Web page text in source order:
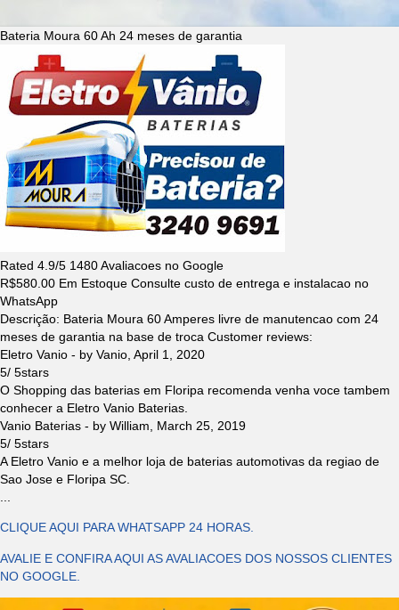
Bateria Moura 60 Ah 24 meses de garantia
Rated 4.9/5 1480Avaliacoes no Google
R$580.00 Em Estoque Consulte custo de entrega e instalacao no
WhatsApp
Descrição: Bateria Moura 60 Amperes livre de manutencao com 24
meses de garantia na base de troca Customer reviews:
Eletro Vanio - by Vanio April 1, 2020
5/ 5stars
O Shopping das baterias em Floripa recomenda venha voce tambem
conhecer a Eletro Vanio Baterias.
Vanio Baterias - by William
March 25, 2019
5/ 5stars
A Eletro Vanio e a melhor loja de baterias automotivas da regiao de
Sao Jose e Floripa SC.
CLIQUE AQUI PARA WHATSAPP 24 HORAS.
AVALIE E CONFIRA AQUI AS AVALIACOES DOS NOSSOS CLIENTES
NO GOOGLE.